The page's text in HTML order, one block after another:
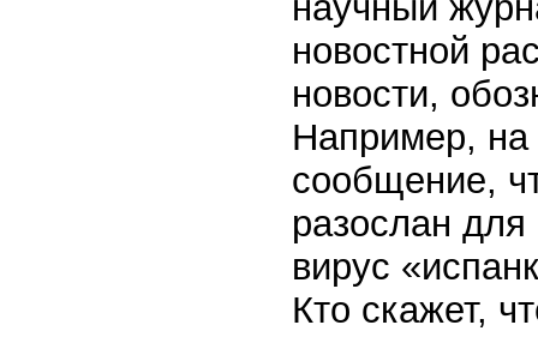
новостной
новости,
Например,
сообщение,
разослан
вирус
Кто скажет,